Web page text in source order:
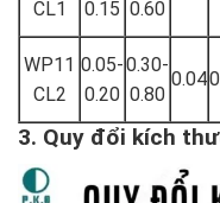
CL1 0.15 0.60
WP11
CL2
0.05-
0.20
0.30-
0.80
0.04
3. Quy đổi kích